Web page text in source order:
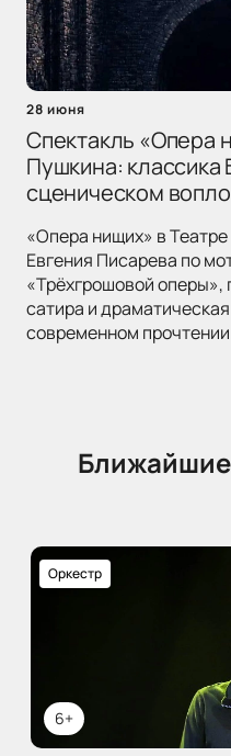
28 июня
Спектакль «Опера
Пушкина: классика
сценическом
«Опера нищих» в
Евгения Писарева по
«Трёхгрошовой оперы»,
сатира и
современном
6+
Оркестр